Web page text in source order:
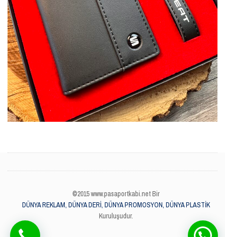
©2015 www.pasaportkabi.net Bir
DÜNYA REKLAM, DÜNYA DERİ, DÜNYA PROMOSYON, DÜNYA PLASTİK
Kuruluşudur.